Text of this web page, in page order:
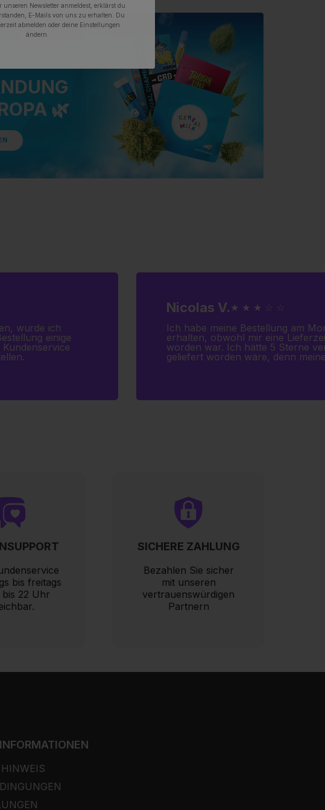
🌿
wurde ich
einige
Nicolas V. ★ ★ ★ ☆ ☆
Ich habe meine Bestellung am
erhalten, obwohl mir eine
worden war. Ich hätte 5 Sterne
geliefert worden wäre, denn
bis freitags
bis 22 Uhr
SICHERE ZAHLUNG
Bezahlen Sie sicher
mit unseren
vertrauenswürdigen
Partnern
Newsletter anmeldest, erklärst du
E-Mails von uns zu erhalten. Du
abmelden oder deine Einstellungen
ändern.